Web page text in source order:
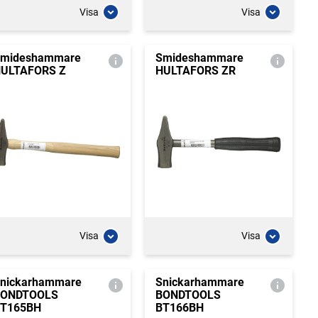
Visa Visa
Z
Visa
Smideshammare
HULTAFORS ZR
Visa
Snickarhammare
BONDTOOLS
BT166BH